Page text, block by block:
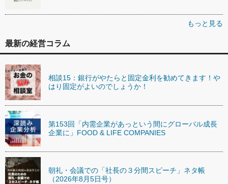
もっと見る
最新の経営コラム
相談15：銀行がやたらと固定金利を勧めてきます！や
はり固定がよいのでしょうか！
第153回「内需企業があっという間にグローバル成長
企業に」FOOD & LIFE COMPANIES
朝礼・会議での「社長の３分間スピーチ」ネタ帳
（2026年8月5日号）